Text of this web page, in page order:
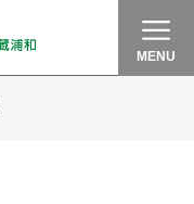
MENU